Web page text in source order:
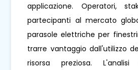
applicazione. Operatori,
partecipanti al mercato
parasole elettriche per
trarre vantaggio dall'utilizzo
risorsa preziosa.